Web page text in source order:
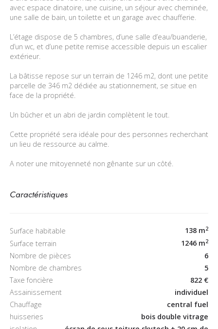
avec espace dinatoire, une cuisine, un séjour avec cheminée,
une salle de bain, un toilette et un garage avec chaufferie.
L’étage dispose de 5 chambres, d’une salle d’eau/buanderie,
d’un wc, et d’une petite remise accessible depuis un escalier
extérieur.
La bâtisse repose sur un terrain de 1246 m2, dont une petite
parcelle de 346 m2 dédiée au stationnement, se situe en
face de la propriété.
Un bûcher et un abri de jardin complètent le tout.
Cette propriété sera idéale pour des personnes recherchant
un lieu de ressource au calme.
A noter une mitoyenneté non gênante sur un côté.
Caractéristiques
Surface habitable 138 m2
Surface terrain 1246 m2
Nombre de pièces
6
Nombre de chambres
5
Taxe foncière
822 €
Assainissement
individuel
Chauffage
central fuel
huisseries
bois double vitrage